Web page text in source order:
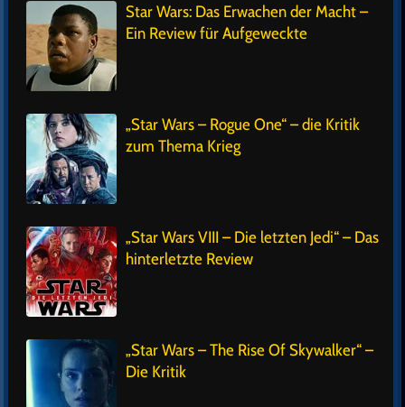
Star Wars: Das Erwachen der Macht –
Ein Review für Aufgeweckte
„Star Wars – Rogue One“ – die Kritik
zum Thema Krieg
„Star Wars VIII – Die letzten Jedi“ – Das
hinterletzte Review
„Star Wars – The Rise Of Skywalker“ –
Die Kritik